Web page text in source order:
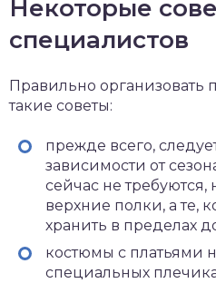
Некоторые
специалистов
Правильно организовать
такие советы:
прежде всего,
зависимости от
сейчас не требуются,
верхние полки, а те,
хранить в пределах
костюмы с платьями
специальных